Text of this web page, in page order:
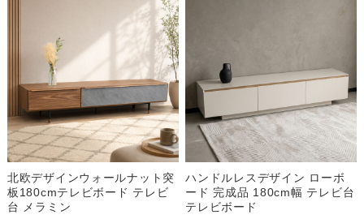
北欧デザインウォールナット突
板180cmテレビボード テレビ
台 メラミン
ハンドルレスデザイン ローボ
ード 完成品 180cm幅 テレビ台
テレビボード